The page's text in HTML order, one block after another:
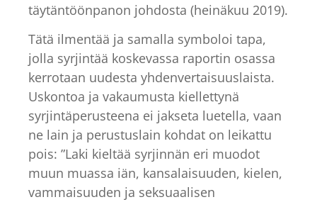
täytäntöönpanon johdosta (heinäkuu 2019).
Tätä ilmentää ja samalla symboloi tapa,
jolla syrjintää koskevassa raportin osassa
kerrotaan uudesta yhdenvertaisuuslaista.
Uskontoa ja vakaumusta kiellettynä
syrjintäperusteena ei jakseta luetella, vaan
ne lain ja perustuslain kohdat on leikattu
pois: ”Laki kieltää syrjinnän eri muodot
muun muassa iän, kansalaisuuden, kielen,
vammaisuuden ja seksuaalisen